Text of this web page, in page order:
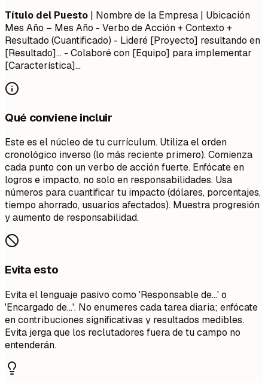
Título del Puesto | Nombre de la Empresa | Ubicación
Mes Año – Mes Año - Verbo de Acción + Contexto +
Resultado (Cuantificado) - Lideré [Proyecto] resultando en
[Resultado]... - Colaboré con [Equipo] para implementar
[Característica]...
Qué conviene incluir
Este es el núcleo de tu currículum. Utiliza el orden
cronológico inverso (lo más reciente primero). Comienza
cada punto con un verbo de acción fuerte. Enfócate en
logros e impacto, no solo en responsabilidades. Usa
números para cuantificar tu impacto (dólares, porcentajes,
tiempo ahorrado, usuarios afectados). Muestra progresión
y aumento de responsabilidad.
Evita esto
Evita el lenguaje pasivo como 'Responsable de...' o
'Encargado de...'. No enumeres cada tarea diaria; enfócate
en contribuciones significativas y resultados medibles.
Evita jerga que los reclutadores fuera de tu campo no
entenderán.